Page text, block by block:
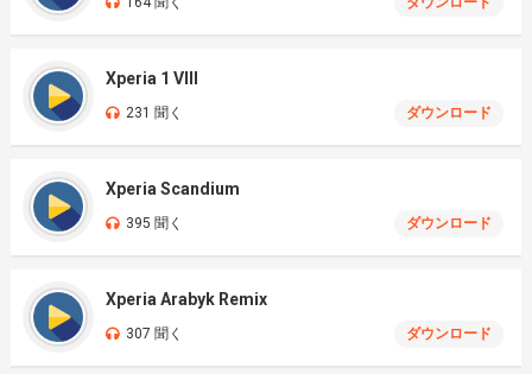
Xperia 1 VIII
231 聞く ダウンロード
Xperia Scandium
395 聞く ダウンロード
Xperia Arabyk Remix
307 聞く ダウンロード